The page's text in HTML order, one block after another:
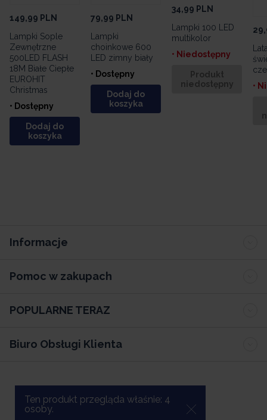
Ten produkt przegląda właśnie: 4
osoby.
149,99 PLN
Lampki Sople
Zewnętrzne
500LED FLASH
18M Białe Ciepłe
EUROHIT
Christmas
• Dostępny
Dodaj do
koszyka
79,99 PLN
Lampki
choinkowe 600
LED zimny biały
• Dostępny
Dodaj do
koszyka
34,99 PLN
Lampki 100 LED
multikolor
• Niedostępny
Produkt
niedostępny
•
Informacje
Pomoc w zakupach
POPULARNE TERAZ
Biuro Obsługi Klienta
Oprogramowanie sklepu internetowego Sellingo.pl